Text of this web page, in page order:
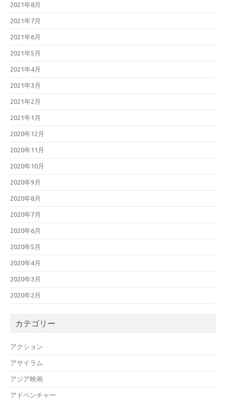
2021年8月
2021年7月
2021年6月
2021年5月
2021年4月
2021年3月
2021年2月
2021年1月
2020年12月
2020年11月
2020年10月
2020年9月
2020年8月
2020年7月
2020年6月
2020年5月
2020年4月
2020年3月
2020年2月
カテゴリー
アクション
アサイラム
アジア映画
アドベンチャー